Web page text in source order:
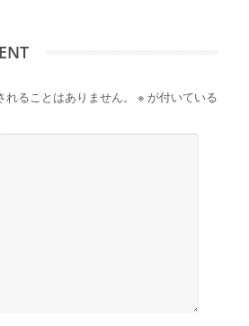
ることはありません。 ※ が付いている